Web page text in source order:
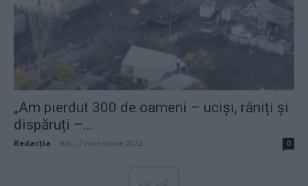
„Am pierdut 300 de oameni – uciși, răniți și
dispăruți –...
Redacţia luni, 7 noiembrie 2022 0